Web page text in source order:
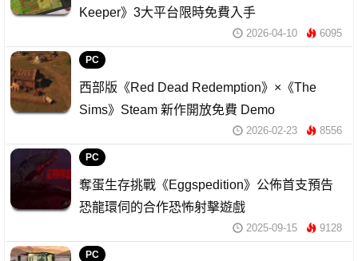
Keeper》3大平台限時免費入手
2026-04-10 6095
PC
西部版《Red Dead Redemption》×《The
Sims》Steam 新作開放免費 Demo
2026-02-23 8556
PC
奪蛋生存挑戰《Eggspedition》公佈首支預告
恐龍環伺的合作恐怖射擊遊戲
2025-09-15 9128
PC